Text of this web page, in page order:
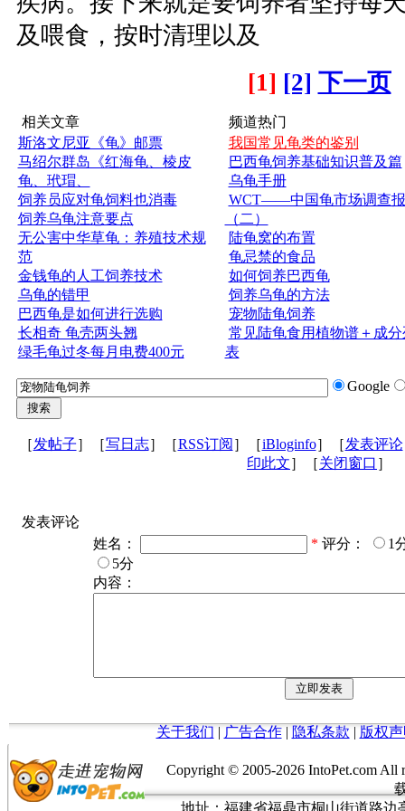
及喂食，按时清理以及
[1] [2] 下一页
相关文章
斯洛文尼亚《龟》邮票
马绍尔群岛《红海龟、棱皮
龟、玳瑁、
饲养员应对龟饲料也消毒
饲养乌龟注意要点
无公害中华草龟：养殖技术规
范
金钱龟的人工饲养技术
乌龟的错甲
巴西龟是如何进行选购
长相奇 龟壳两头翘
绿毛龟过冬每月电费400元
频道热门
我国常见龟类的鉴别
巴西龟饲养基础知识普及篇
乌龟手册
WCT——中国龟市场调查
（二）
陆龟窝的布置
龟忌禁的食品
如何饲养巴西龟
饲养乌龟的方法
宠物陆龟饲养
常见陆龟食用植物谱＋成分
表
Google
［发帖子］［写日志］［RSS订阅 ］［iBloginfo］［发表评论
印此文］［关闭窗口 ］
发表评论
姓名：
* 评分：
1
5分
内容：
关于我们 | 广告合作| 隐私条款 | 版权
Copyright © 2005-2026 IntoPet.com
地址：福建省福鼎市桐山街道路边